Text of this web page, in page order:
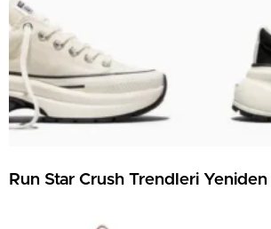
Run Star Crush Trendleri Yeniden